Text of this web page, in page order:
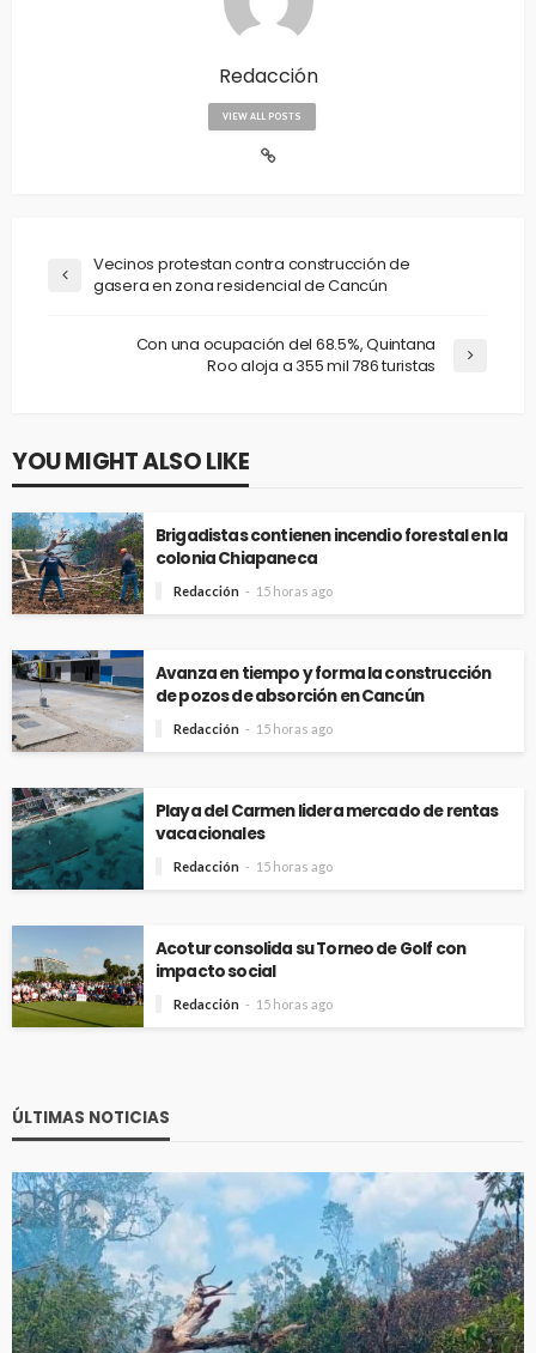
Redacción
VIEW ALL POSTS
Vecinos protestan contra construcción de
gasera en zona residencial de Cancún
Con una ocupación del 68.5%, Quintana
Roo aloja a 355 mil 786 turistas
YOU MIGHT ALSO LIKE
Brigadistas contienen incendio forestal en la
colonia Chiapaneca
Redacción 15 horas ago
Avanza en tiempo y forma la construcción
de pozos de absorción en Cancún
Redacción 15 horas ago
Playa del Carmen lidera mercado de rentas
vacacionales
Redacción 15 horas ago
Acotur consolida su Torneo de Golf con
impacto social
Redacción 15 horas ago
ÚLTIMAS NOTICIAS